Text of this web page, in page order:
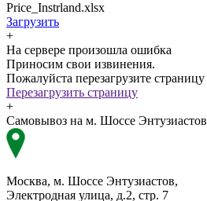
Price_Instrland.xlsx
Загрузить
+
На сервере произошла ошибка
Приносим свои извинения.
Пожалуйста перезагрузите страницу
Перезагрузить страницу
+
Самовывоз на м. Шоссе Энтузиастов
Москва, м. Шоссе Энтузиастов,
Электродная улица, д.2, стр. 7